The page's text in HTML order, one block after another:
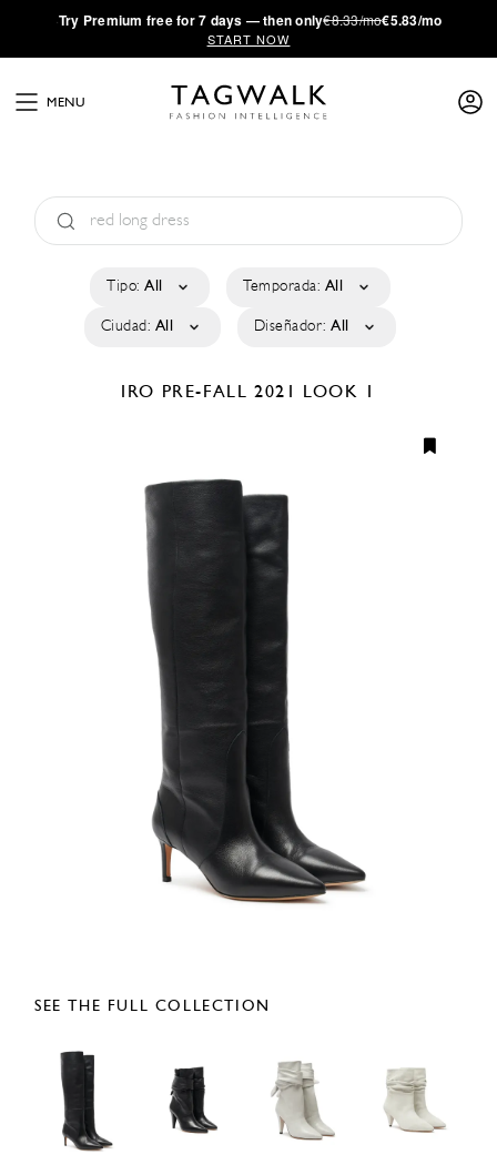
·Try Premium free for 7 days — then only€8.33/mo€5.83/mo
START NOW
MENU
Tipo: All Temporada: All
Ciudad: All Diseñador: All
IRO PRE-FALL 2021 LOOK 1
SEE THE FULL COLLECTION